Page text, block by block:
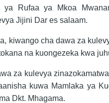
ya Rufaa ya Mkoa
Jijini Dar es salaam.
kiwango cha dawa za
na kuongezeka kwa
za kulevya
kuwa Mamlaka ya
Dkt. Mhagama.